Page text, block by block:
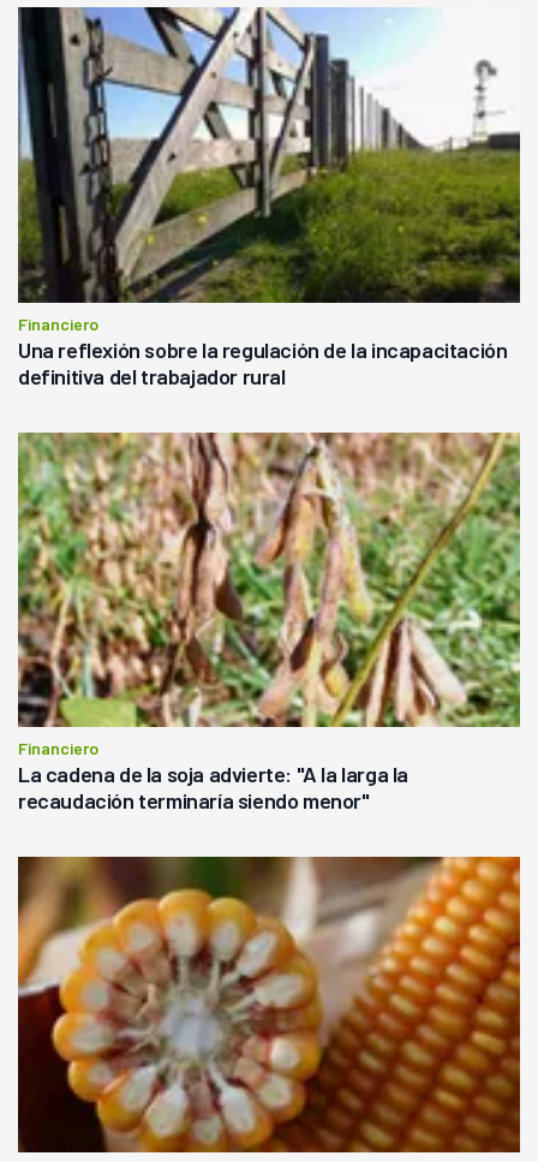
Financiero
Una reflexión sobre la regulación de la incapacitación
definitiva del trabajador rural
Financiero
La cadena de la soja advierte: "A la larga la
recaudación terminaría siendo menor"